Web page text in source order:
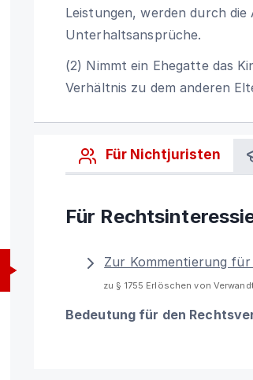
Leistungen, werden durch
Unterhaltsansprüche.
(2) Nimmt ein Ehegatte das
Verhältnis zu dem anderen
Für Nichtjuristen
Für
Zur Kommentierung
zu § 1755 Erlöschen von
Bedeutung für den